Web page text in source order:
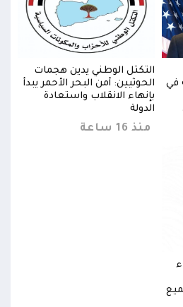
في
التكتل الوطني يدين هجمات
الحوثيين: أمن البحر الأحمر يبدأ
بإنهاء الانقلاب واستعادة
الدولة
منذ 16 ساعة